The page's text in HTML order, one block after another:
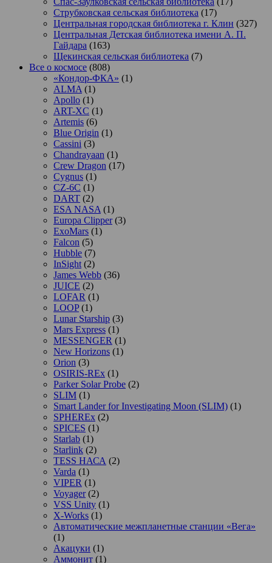
Струбковская сельская библиотека (17)
Центральная городская библиотека г. Клин (327)
Центральная Детская библиотека имени А. П.
Гайдара (163)
Щекинская сельская библиотека (7)
Все о космосе (808)
«Кондор-ФКА» (1)
ALMA (1)
Apollo (1)
ART-XC (1)
Artemis (6)
Blue Origin (1)
Cassini (3)
Chandrayaan (1)
Crew Dragon (17)
Cygnus (1)
CZ-6C (1)
DART (2)
ESA NASA (1)
Europa Clipper(3)
ExoMars (1)
Falcon (5)
Hubble (7)
InSight (2)
James Webb (36)
JUICE (2)
LOFAR (1)
LOOP(1)
Lunar Starship (3)
Mars Express (1)
MESSENGER (1)
New Horizons (1)
Orion (3)
OSIRIS-REx (1)
Parker Solar Probe (2)
SLIM (1)
Smart Lander for Investigating Moon (SLIM) (1)
SPHEREx (2)
SPICES (1)
Starlab (1)
Starlink (2)
TESS НАСА (2)
Varda (1)
VIPER (1)
Voyager(2)
VSS Unity (1)
X-Works (1)
Автоматические межпланетные станции «Вега»
(1)
Акацуки (1)
Аммонит (1)